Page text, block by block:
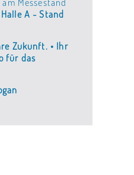
A - Stand
Zukunft. • Ihr
für das